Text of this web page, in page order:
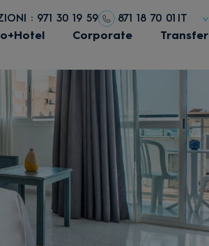
: 971 30 19 59 871 18 70 01 IT
Corporate Transfer